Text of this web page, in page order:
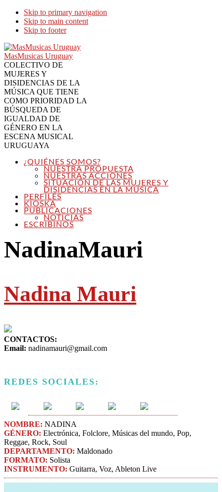
Skip to primary navigation
Skip to main content
Skip to footer
MasMusicas Uruguay
COLECTIVO DE
MUJERES Y
DISIDENCIAS DE LA
MÚSICA QUE TIENE
COMO PRIORIDAD LA
BÚSQUEDA DE
IGUALDAD DE
GÉNERO EN LA
ESCENA MUSICAL
URUGUAYA
¿QUIÉNES SOMOS?
NUESTRA PROPUESTA
NUESTRAS ACCIONES
SITUACIÓN DE LAS MUJERES Y
DISIDENCIAS EN LA MÚSICA
PERFILES
KIOSKA
PUBLICACIONES
NOTICIAS
ESCRIBINOS
NadinaMauri
Nadina Mauri
CONTACTOS:
Email: nadinamauri@gmail.com
REDES SOCIALES:
NOMBRE: NADINA
GÉNERO: Electrónica, Folclore, Músicas del mundo, Pop,
Reggae, Rock, Soul
DEPARTAMENTO: Maldonado
FORMATO: Solista
INSTRUMENTO: Guitarra, Voz, Ableton Live